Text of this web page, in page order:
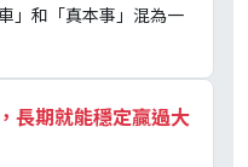
」和「真本事」混為一
長期就能穩定贏過大